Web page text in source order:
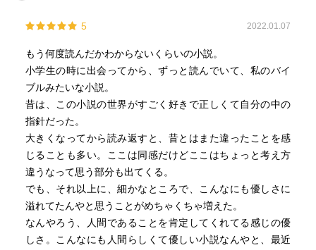
5 2022.01.07
もう何度読んだかわからないくらいの小説。
小学生の時に出会ってから、ずっと読んでいて、私のバイ
ブルみたいな小説。
昔は、この小説の世界がすごく好きで正しくて自分の中の
指針だった。
大きくなってから読み返すと、昔とはまた違ったことを感
じることも多い。ここは同感だけどここはちょっと考え方
違うなって思う部分も出てくる。
でも、それ以上に、細かなところで、こんなにも優しさに
溢れてたんやと思うことがめちゃくちゃ増えた。
なんやろう、人間であることを肯定してくれてる感じの優
しさ。こんなにも人間らしくて優しい小説なんやと、最近